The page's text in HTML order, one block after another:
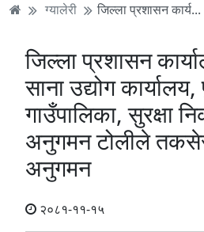
ग्यालेरी जिल्ला प्रशासन कार्य...
जिल्ला प्रशासन
साना उद्योग
गाउँपालिका, सुरक्षा
अनुगमन टोलीले
अनुगमन
२०८१-११-१५